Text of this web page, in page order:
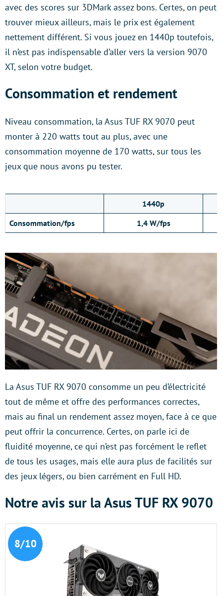
avec des scores sur 3DMark assez bons. Certes, on peut
trouver mieux ailleurs, mais le prix est également
nettement différent. Si vous jouez en 1440p toutefois,
il n’est pas indispensable d’aller vers la version 9070
XT, selon votre budget.
Consommation et rendement
Niveau consommation, la Asus TUF RX 9070 peut
monter à 220 watts tout au plus, avec une
consommation moyenne de 170 watts, sur tous les
jeux que nous avons pu tester.
1440p
Consommation/fps
1,4 W/fps
La Asus TUF RX 9070 consomme un peu d’électricité
tout de même et offre des performances correctes,
mais au final un rendement assez moyen, face à ce que
peut offrir la concurrence. Certes, on parle ici de
fluidité moyenne, ce qui n’est pas forcément le reflet
de tous les usages, mais elle aura plus de facilités sur
des jeux légers, ou bien carrément en Full HD.
Notre avis sur la Asus TUF RX 9070
8/10